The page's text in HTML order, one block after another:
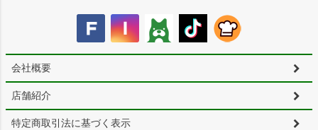
会社概要
店舗紹介
特定商取引法に基づく表示